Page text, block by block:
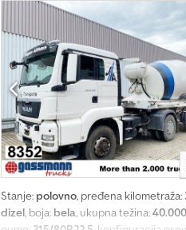
servo upravljač, tempomat,
sedišta, zadnje staklo, električni
štitnik, tempomat, 16-stepeni
podignuta, blokada diferencijala,
aluminijumska zaštita od podletanja,
za beton Karrena, zapremina oko 10
PODACI O DODATNOJ OPREMI BEZ
Stanje: polovno, pređena kilometraža:
dizel , boja: bela , ukupna težina: